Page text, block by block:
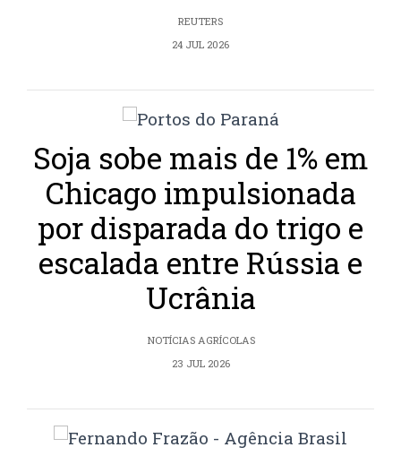
REUTERS
24 JUL 2026
Soja sobe mais de 1% em
Chicago impulsionada
por disparada do trigo e
escalada entre Rússia e
Ucrânia
NOTÍCIAS AGRÍCOLAS
23 JUL 2026